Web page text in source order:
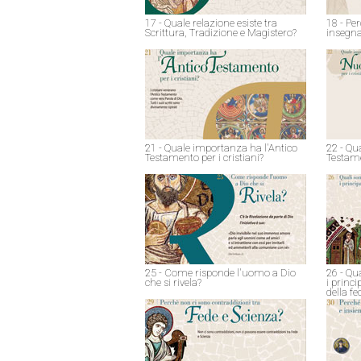
17 - Quale relazione esiste tra
Scrittura, Tradizione e Magistero?
18 -
21 - Quale importanza ha l'Antico
Testamento per i cristiani?
22 -
25 - Come risponde l'uomo a Dio
che si rivela?
26 -
i
della